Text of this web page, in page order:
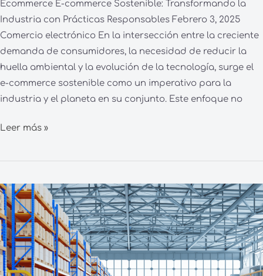
Ecommerce E-commerce Sostenible: Transformando la
Industria con Prácticas Responsables Febrero 3, 2025
Comercio electrónico En la intersección entre la creciente
demanda de consumidores, la necesidad de reducir la
huella ambiental y la evolución de la tecnología, surge el
e-commerce sostenible como un imperativo para la
industria y el planeta en su conjunto. Este enfoque no
Leer más »
¿Cómo
Organizar
tu
Nave
Logística
para